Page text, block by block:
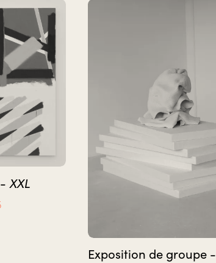
XXL
Exposition de groupe -